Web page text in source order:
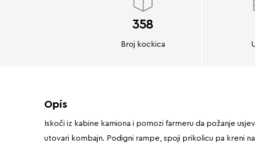
358
Broj kockica
Opis
Iskoči iz kabine kamiona i pomozi farmeru da požanje
utovari kombajn. Podigni rampe, spoji prikolicu pa kreni